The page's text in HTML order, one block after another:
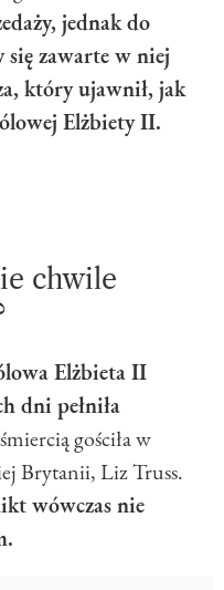
jednak do
się zawarte w niej
który ujawnił, jak
Elżbiety II.
chwile
Elżbieta II
dni pełniła
gościła w
Brytanii, Liz Truss.
wówczas nie